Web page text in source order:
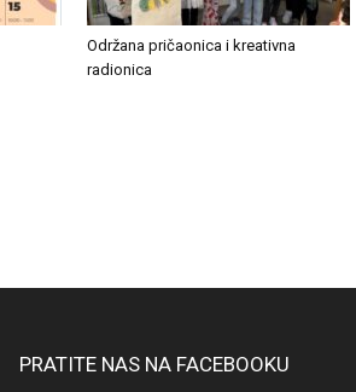
Održana pričaonica i kreativna
radionica
PRATITE NAS NA FACEBOOKU